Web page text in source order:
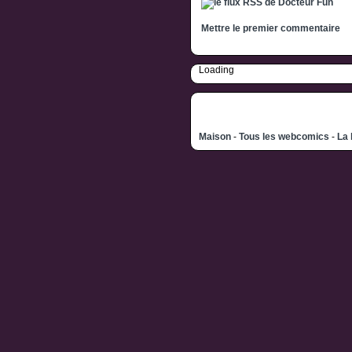
Mettre le premier commentaire
Loading
Maison - Tous les webcomics - La